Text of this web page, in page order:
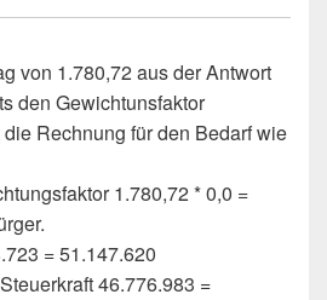
von 1.780,72 aus der Antwort
den Gewichtunsfaktor
Rechnung für den Bedarf wie
1.780,72 * 0,0 =
= 51.147.620
46.776.983 =